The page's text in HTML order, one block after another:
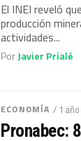
El INEI reveló
producción
actividades...
PorJavier Prialé
ECONOMÍA / 1
Pronabec: